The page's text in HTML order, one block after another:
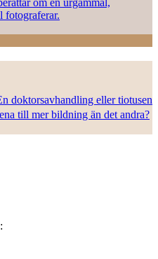
doktorsavhandling eller tiotusen
till mer bildning än det andra?